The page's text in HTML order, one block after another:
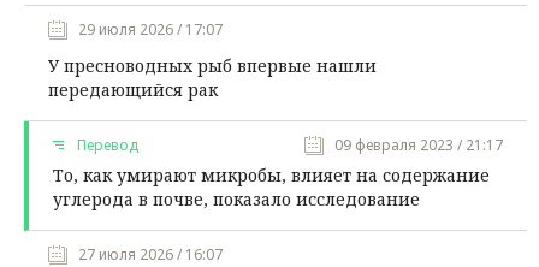
29 июля 2026 / 17:07
У пресноводных рыб впервые нашли
передающийся рак
Перевод 09 февраля 2023 / 21:17
То, как умирают микробы, влияет на содержание
углерода в почве, показало исследование
27 июля 2026 / 16:07